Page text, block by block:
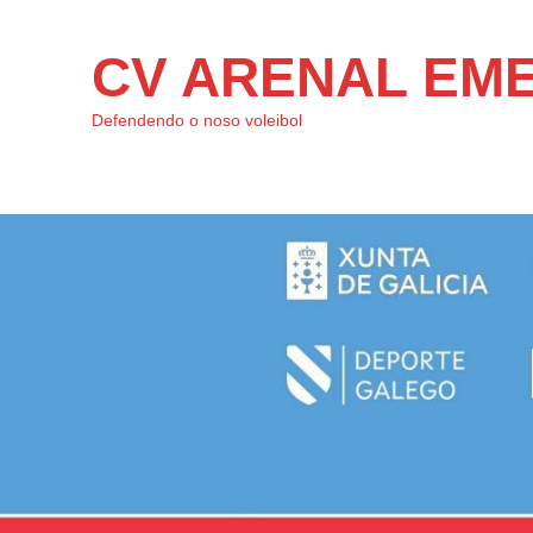
CV ARENAL
Defendendo o noso voleibol